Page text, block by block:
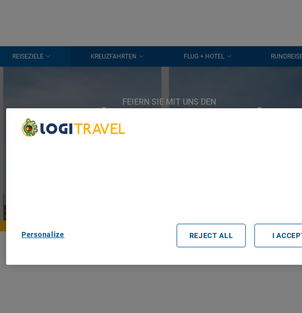
REISEZIELE KREUZFAHRTEN FLUG + HOTEL
FEIERN SIE MIT UNS DEN
Tag der
Einheit in
Personalize REJECT ALL I